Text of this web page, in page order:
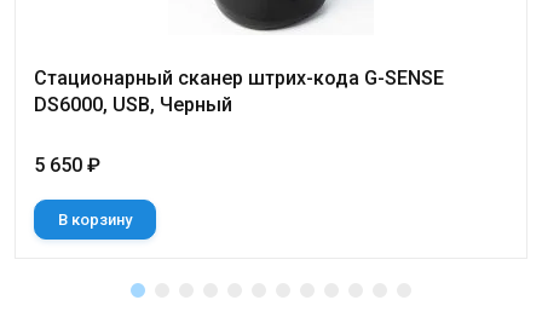
Стационарный сканер штрих-кода G-SENSE
DS6000, USB, Черный
5 650 ₽
В корзину